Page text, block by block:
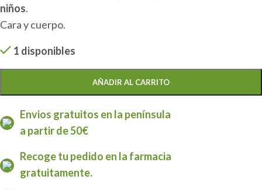
niños.
Cara y cuerpo.
1 disponibles
AÑADIR AL CARRITO
Envios gratuitos en la península
a partir de 50€
Recoge tu pedido en la farmacia
gratuitamente.